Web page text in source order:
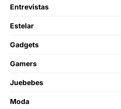
Entrevistas
Estelar
Gadgets
Gamers
Juebebes
Moda